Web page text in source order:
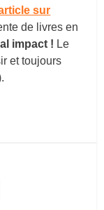
sur
de livres en
impact ! Le
et toujours